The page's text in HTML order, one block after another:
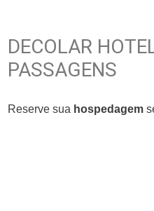
DECOLAR
PASSAGENS
Reserve sua hospedagem